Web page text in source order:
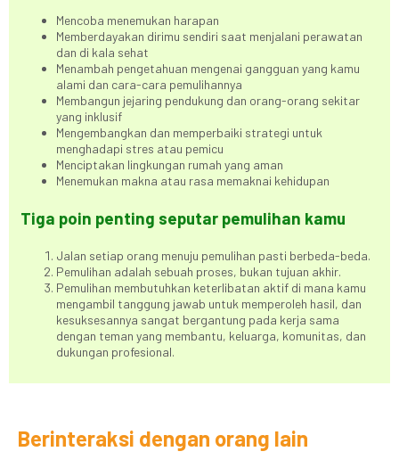
Mencoba menemukan harapan
Memberdayakan dirimu sendiri saat menjalani perawatan
dan di kala sehat
Menambah pengetahuan mengenai gangguan yang kamu
alami dan cara-cara pemulihannya
Membangun jejaring pendukung dan orang-orang sekitar
yang inklusif
Mengembangkan dan memperbaiki strategi untuk
menghadapi stres atau pemicu
Menciptakan lingkungan rumah yang aman
Menemukan makna atau rasa memaknai kehidupan
Tiga poin penting seputar pemulihan kamu
Jalan setiap orang menuju pemulihan pasti berbeda-beda.
Pemulihan adalah sebuah proses, bukan tujuan akhir.
Pemulihan membutuhkan keterlibatan aktif di mana kamu
mengambil tanggung jawab untuk memperoleh hasil, dan
kesuksesannya sangat bergantung pada kerja sama
dengan teman yang membantu, keluarga, komunitas, dan
dukungan profesional.
Berinteraksi dengan orang lain